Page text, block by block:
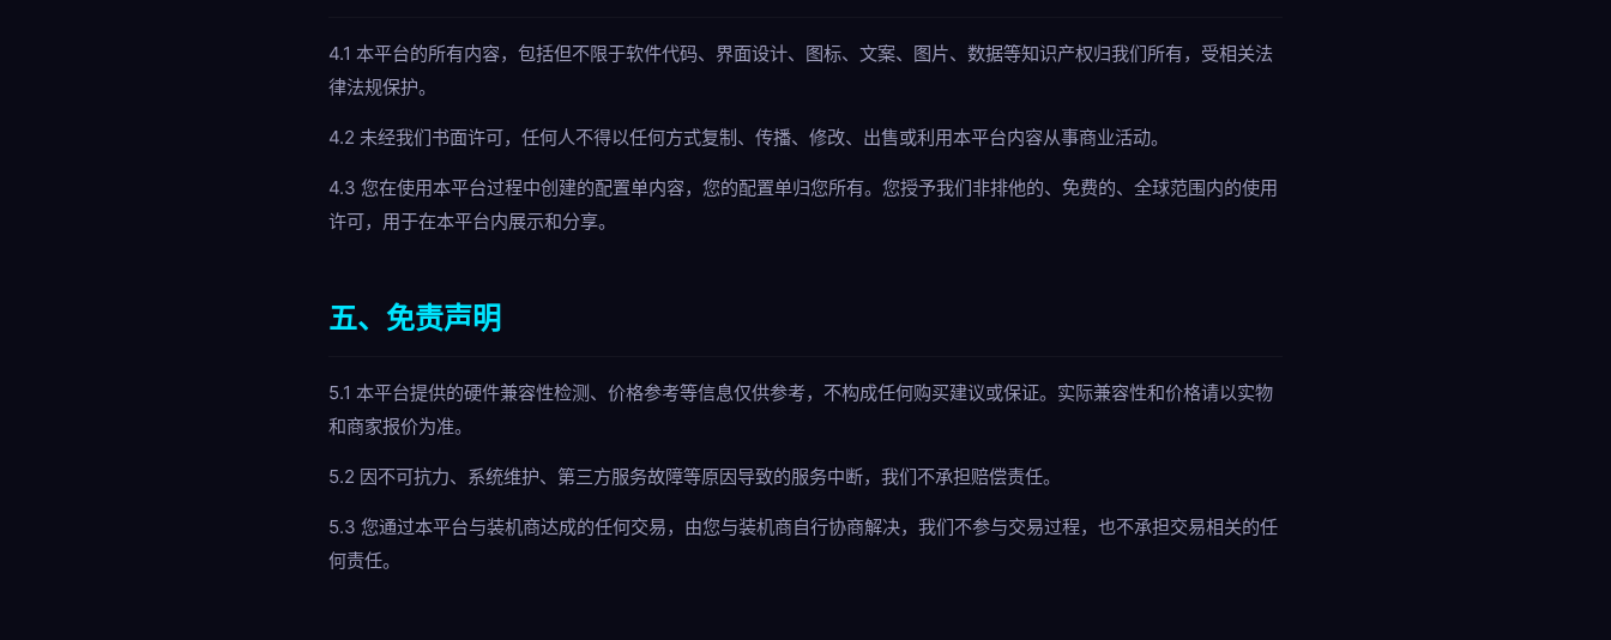
4.1 本平台的所有内容，包括但不限于软件代码、界面设计、图标、文案、图片、数据等知识产权归我们所有，受相关法
律法规保护。
4.2 未经我们书面许可，任何人不得以任何方式复制、传播、修改、出售或利用本平台内容从事商业活动。
4.3 您在使用本平台过程中创建的配置单内容，您的配置单归您所有。您授予我们非排他的、免费的、全球范围内的使用
许可，用于在本平台内展示和分享。
五、免责声明
5.1 本平台提供的硬件兼容性检测、价格参考等信息仅供参考，不构成任何购买建议或保证。实际兼容性和价格请以实物
和商家报价为准。
5.2 因不可抗力、系统维护、第三方服务故障等原因导致的服务中断，我们不承担赔偿责任。
5.3 您通过本平台与装机商达成的任何交易，由您与装机商自行协商解决，我们不参与交易过程，也不承担交易相关的任
何责任。